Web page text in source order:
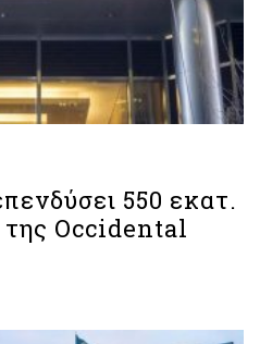
550 εκατ.
της Occidental